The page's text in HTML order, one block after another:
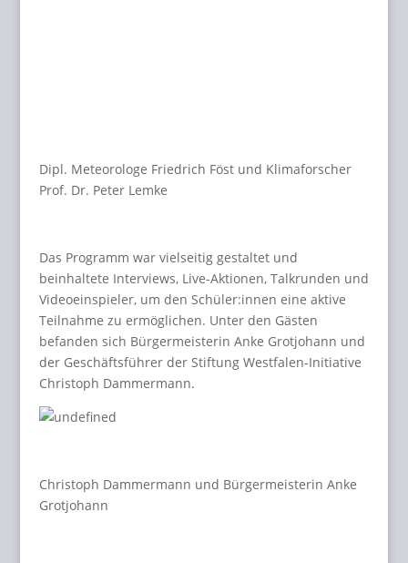
Dipl. Meteorologe Friedrich Föst und Klimaforscher
Prof. Dr. Peter Lemke
Das Programm war vielseitig gestaltet und
beinhaltete Interviews, Live-Aktionen, Talkrunden und
Videoeinspieler, um den Schüler:innen eine aktive
Teilnahme zu ermöglichen. Unter den Gästen
befanden sich Bürgermeisterin Anke Grotjohann und
der Geschäftsführer der Stiftung Westfalen-Initiative
Christoph Dammermann.
Christoph Dammermann und Bürgermeisterin Anke
Grotjohann